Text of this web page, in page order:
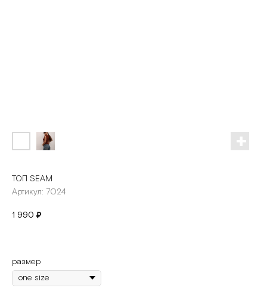
ТОП SEAM
Артикул: 7024
1 990 ₽
размер